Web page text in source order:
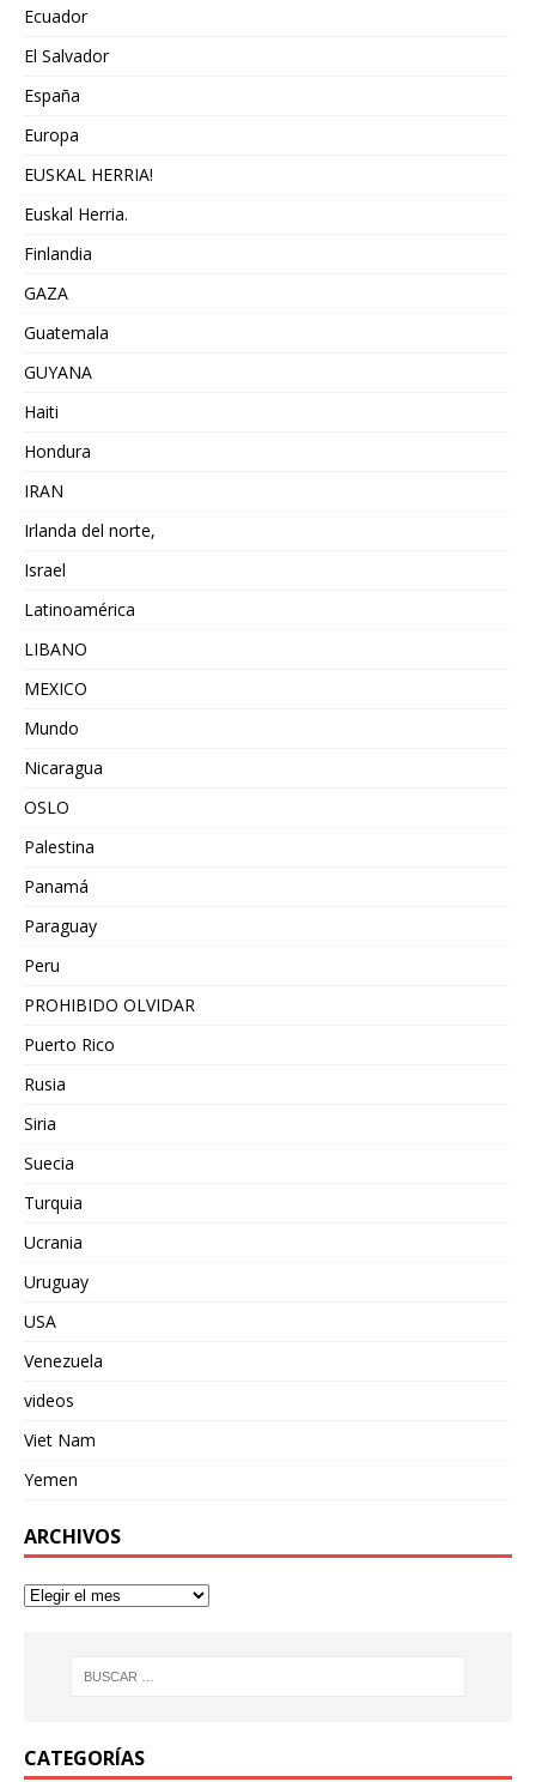
Ecuador
El Salvador
España
Europa
EUSKAL HERRIA!
Euskal Herria.
Finlandia
GAZA
Guatemala
GUYANA
Haiti
Hondura
IRAN
Irlanda del norte,
Israel
Latinoamérica
LIBANO
MEXICO
Mundo
Nicaragua
OSLO
Palestina
Panamá
Paraguay
Peru
PROHIBIDO OLVIDAR
Puerto Rico
Rusia
Siria
Suecia
Turquia
Ucrania
Uruguay
USA
Venezuela
videos
Viet Nam
Yemen
ARCHIVOS
CATEGORÍAS